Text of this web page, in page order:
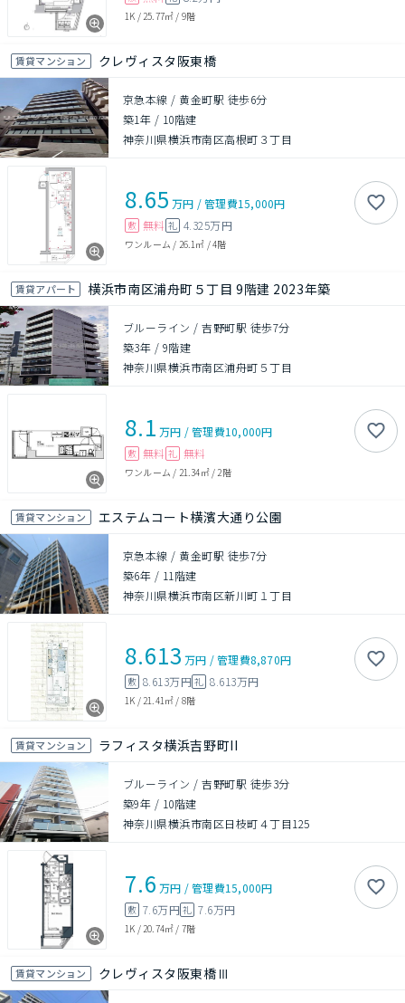
1K / 25.77㎡ / 9階
賃貸マンション クレヴィスタ阪東橋
京急本線 / 黄金町駅 徒歩6分
築1年 / 10階建
神奈川県横浜市南区高根町３丁目
8.65 万円 /管理費15,000円
敷 無料 礼 4.325万円
ワンルーム / 26.1㎡ /4階
賃貸アパート 横浜市南区浦舟町５丁目 9階建 2023年築
ブルーライン / 吉野町駅 徒歩7分
築3年 / 9階建
神奈川県横浜市南区浦舟町５丁目
8.1 万円 /管理費10,000円
敷 無料 礼 無料
ワンルーム / 21.34㎡/ 2階
賃貸マンション エステムコート横濱大通り公園
京急本線 / 黄金町駅 徒歩7分
築6年 / 11階建
神奈川県横浜市南区新川町１丁目
8.613 万円 /管理費8,870円
敷 8.613万円礼 8.613万円
1K / 21.41㎡ / 8階
賃貸マンション ラフィスタ横浜吉野町II
ブルーライン / 吉野町駅 徒歩3分
築9年 / 10階建
神奈川県横浜市南区日枝町４丁目125
7.6 万円 /管理費15,000円
敷 7.6万円礼 7.6万円
1K / 20.74㎡ / 7階
賃貸マンション クレヴィスタ阪東橋Ⅲ